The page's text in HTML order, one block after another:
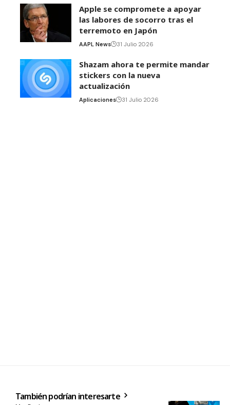
Apple se compromete a apoyar
las labores de socorro tras el
terremoto en Japón
AAPL News 31 Julio 2026
Shazam ahora te permite mandar
stickers con la nueva
actualización
Aplicaciones 31 Julio 2026
También podrían interesarte